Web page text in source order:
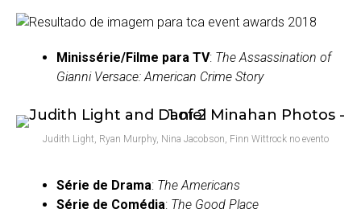
Minissérie/Filme para TV: The Assassination of
Gianni Versace: American Crime Story
Judith Light, Ryan Murphy, Nina Jacobson, Finn Wittrock no evento
Série de Drama: The Americans
Série de Comédia: The Good Place